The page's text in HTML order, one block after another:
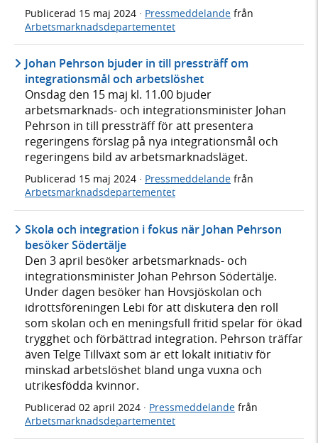
Publicerad 15 maj 2024 · Pressmeddelande från
Arbetsmarknadsdepartementet
Johan Pehrson bjuder in till pressträff om
integrationsmål och arbetslöshet
Onsdag den 15 maj kl. 11.00 bjuder
arbetsmarknads- och integrationsminister Johan
Pehrson in till pressträff för att presentera
regeringens förslag på nya integrationsmål och
regeringens bild av arbetsmarknadsläget.
Publicerad 15 maj 2024 · Pressmeddelande från
Arbetsmarknadsdepartementet
Skola och integration i fokus när Johan Pehrson
besöker Södertälje
Den 3 april besöker arbetsmarknads- och
integrationsminister Johan Pehrson Södertälje.
Under dagen besöker han Hovsjöskolan och
idrottsföreningen Lebi för att diskutera den roll
som skolan och en meningsfull fritid spelar för ökad
trygghet och förbättrad integration. Pehrson träffar
även Telge Tillväxt som är ett lokalt initiativ för
minskad arbetslöshet bland unga vuxna och
utrikesfödda kvinnor.
Publicerad 02 april 2024 · Pressmeddelande från
Arbetsmarknadsdepartementet